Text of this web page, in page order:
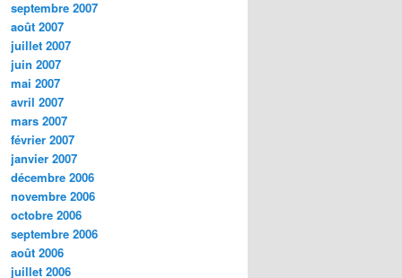
septembre 2007
août 2007
juillet 2007
juin 2007
mai 2007
avril 2007
mars 2007
février 2007
janvier 2007
décembre 2006
novembre 2006
octobre 2006
septembre 2006
août 2006
juillet 2006